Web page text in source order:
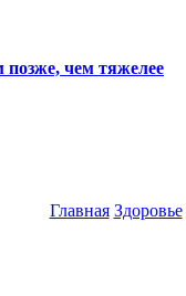
позже, чем тяжелее
Главная Здоровье